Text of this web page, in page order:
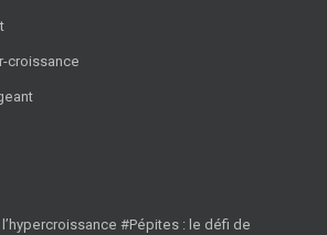
croissance
#Pépites : le défi de